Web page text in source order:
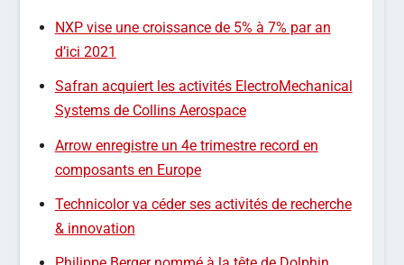
NXP vise une croissance de 5% à 7% par an
d’ici 2021
Safran acquiert les activités ElectroMechanical
Systems de Collins Aerospace
Arrow enregistre un 4e trimestre record en
composants en Europe
Technicolor va céder ses activités de recherche
& innovation